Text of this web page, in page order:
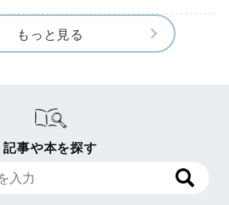
もっと見る
記事や本を探す